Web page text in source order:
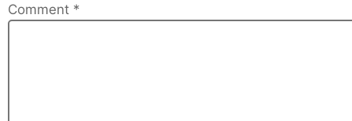
Comment *